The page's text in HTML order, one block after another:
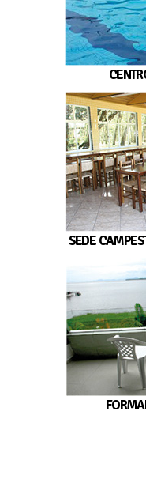
SEDE